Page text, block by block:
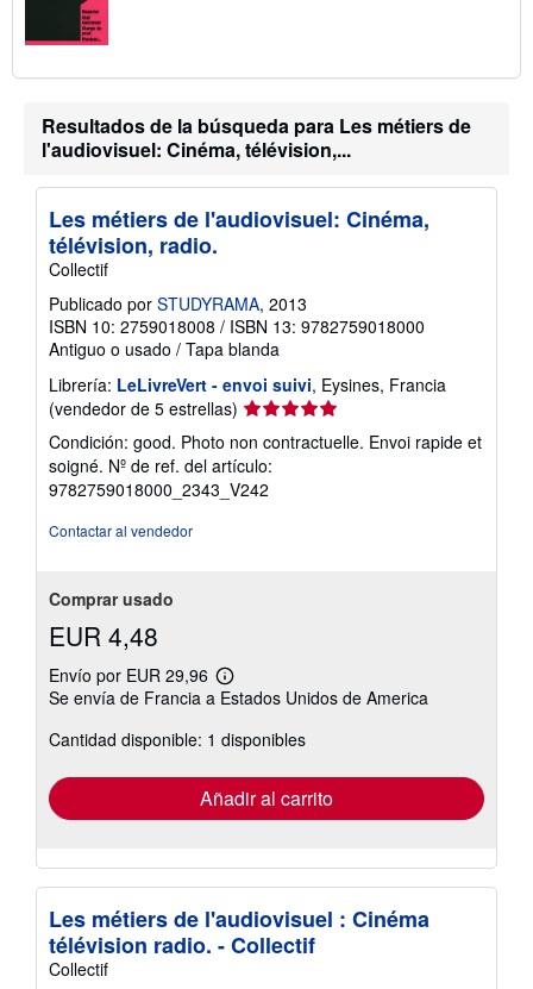
Resultados de la búsqueda para Les métiers de
l'audiovisuel: Cinéma, télévision,...
Les métiers de l'audiovisuel: Cinéma,
télévision, radio.
Collectif
Publicado por STUDYRAMA, 2013
ISBN 10: 2759018008 / ISBN 13: 9782759018000
Antiguo o usado / Tapa blanda
Librería: LeLivreVert - envoi suivi, Eysines, Francia
(vendedor de 5 estrellas) Calificación
vendedor:
5
de
Condición: good. Photo non contractuelle. Envoi rapide et
soigné. Nº de ref. del artículo:
9782759018000_2343_V242
Contactar al vendedor
Comprar usado
EUR 4,48
Envío por EUR 29,96
Más
información
las
tarifas
envío
Se envía de Francia a Estados Unidos de America
Cantidad disponible: 1 disponibles
Añadir al carrito
Les métiers de l'audiovisuel : Cinéma
télévision radio. - Collectif
Collectif